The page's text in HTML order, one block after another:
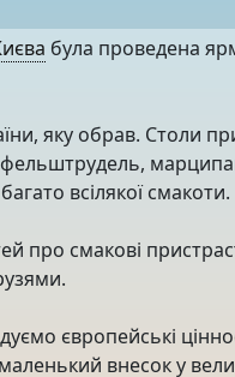
була проведена
яку обрав. Столи
всілякої смакоти.
про смакові
європейські
внесок у